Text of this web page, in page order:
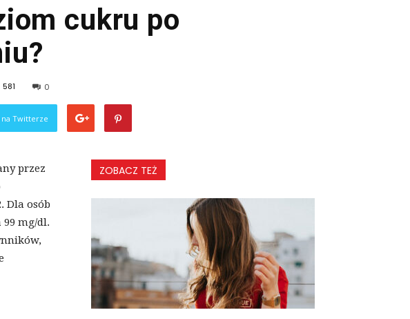
cukru po
581 0
Twitterze
przez
Dla osób
mg/dl.
ZOBACZ TEŻ